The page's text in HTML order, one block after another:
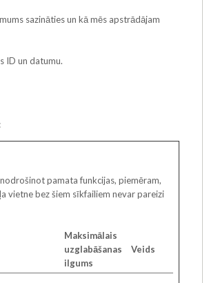
sazināties un kā mēs apstrādājam
ID un datumu.
pamata funkcijas, piemēram,
vietne bez šiem sīkfailiem nevar pareizi
Maksimālais
uzglabāšanas
ilgums
Veids